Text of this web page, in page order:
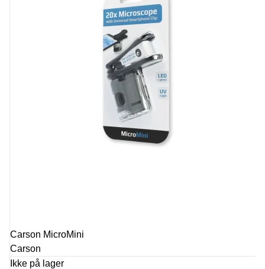
Carson MicroMini
Carson
Ikke på lager